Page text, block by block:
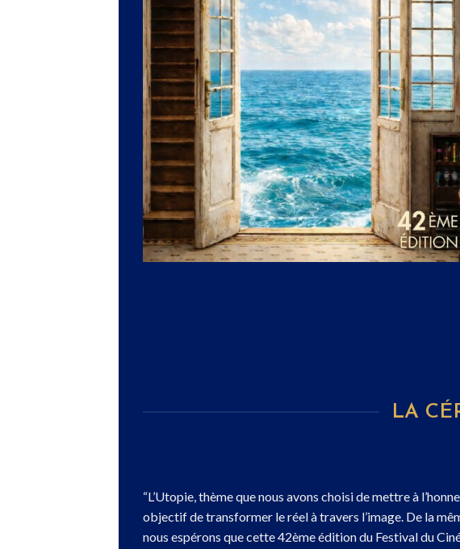
LA
“L’Utopie, thème que nous avons choisi de mettre à
objectif de transformer le réel à travers l’image. De la
nous espérons que cette 42ème édition du Festival du